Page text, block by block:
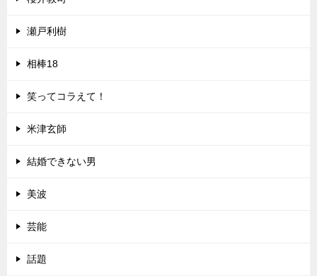
瀬戸利樹
相棒18
笑ってコラえて！
米津玄師
結婚できない男
美波
芸能
話題